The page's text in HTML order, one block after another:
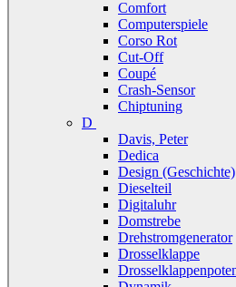
Comfort
Computerspiele
Corso Rot
Cut-Off
Coupé
Crash-Sensor
Chiptuning
D
Davis, Peter
Dedica
Design (Geschichte)
Dieselteil
Digitaluhr
Domstrebe
Drehstromgenerator
Drosselklappe